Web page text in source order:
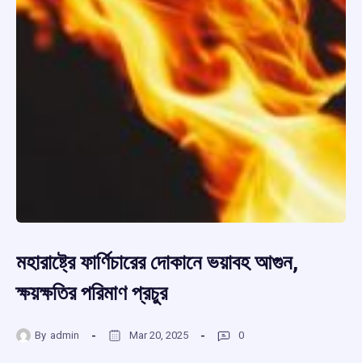
মহারাষ্ট্রে ফার্ণিচারের দোকানে ভয়াবহ আগুন,
ক্ষয়ক্ষতির পরিমাণ প্রচুর
By admin Mar 20, 2025 0